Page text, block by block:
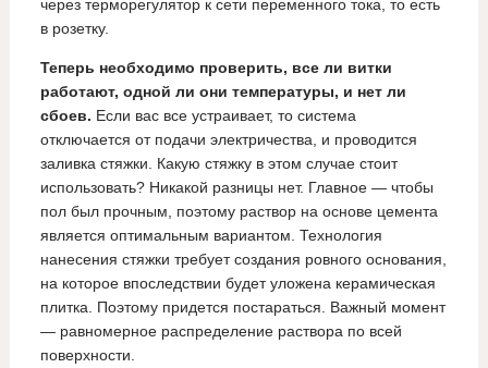
через терморегулятор к сети переменного тока, то есть
в розетку.
Теперь необходимо проверить, все ли витки
работают, одной ли они температуры, и нет ли
сбоев. Если вас все устраивает, то система
отключается от подачи электричества, и проводится
заливка стяжки. Какую стяжку в этом случае стоит
использовать? Никакой разницы нет. Главное — чтобы
пол был прочным, поэтому раствор на основе цемента
является оптимальным вариантом. Технология
нанесения стяжки требует создания ровного основания,
на которое впоследствии будет уложена керамическая
плитка. Поэтому придется постараться. Важный момент
— равномерное распределение раствора по всей
поверхности.